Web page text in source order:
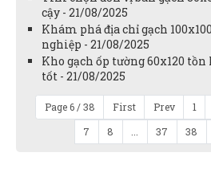
cậy - 21/08/2025
Khám phá địa chỉ gạch
nghiệp - 21/08/2025
Kho gạch ốp tường 60x120
tốt - 21/08/2025
Page 6 / 38 First Prev 1
7
8 37 38